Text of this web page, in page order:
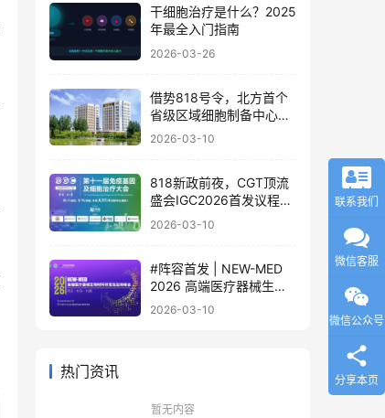
干细胞治疗是什么？2025
年最全入门指南
2026-03-26
借势818号令，北方首个
省级区域细胞制备中心落
地
2026-03-10
818新政前夜，CGT顶流
盛会IGC2026首发议程公
布！体内细胞/基因治疗/
决策者4月齐聚北京
2026-03-10
#阵容首发 | NEW-MED
2026 高端医疗器械生物
材料研发及应用峰会 北京
2026-03-10
热门资讯
暂无内容
联系我们
微信客服
微信公众号
分享本页